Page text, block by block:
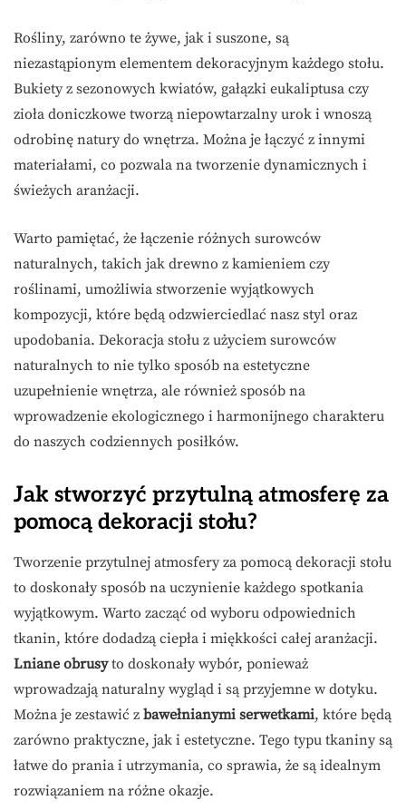
Rośliny, zarówno te żywe, jak i suszone, są
niezastąpionym elementem dekoracyjnym każdego stołu.
Bukiety z sezonowych kwiatów, gałązki eukaliptusa czy
zioła doniczkowe tworzą niepowtarzalny urok i wnoszą
odrobinę natury do wnętrza. Można je łączyć z innymi
materiałami, co pozwala na tworzenie dynamicznych i
świeżych aranżacji.
Warto pamiętać, że łączenie różnych surowców
naturalnych, takich jak drewno z kamieniem czy
roślinami, umożliwia stworzenie wyjątkowych
kompozycji, które będą odzwierciedlać nasz styl oraz
upodobania. Dekoracja stołu z użyciem surowców
naturalnych to nie tylko sposób na estetyczne
uzupełnienie wnętrza, ale również sposób na
wprowadzenie ekologicznego i harmonijnego charakteru
do naszych codziennych posiłków.
Jak stworzyć przytulną atmosferę za
pomocą dekoracji stołu?
Tworzenie przytulnej atmosfery za pomocą dekoracji stołu
to doskonały sposób na uczynienie każdego spotkania
wyjątkowym. Warto zacząć od wyboru odpowiednich
tkanin, które dodadzą ciepła i miękkości całej aranżacji.
Lniane obrusyto doskonały wybór, ponieważ
wprowadzają naturalny wygląd i są przyjemne w dotyku.
Można je zestawić z bawełnianymi serwetkami, które będą
zarówno praktyczne, jak i estetyczne. Tego typu tkaniny są
łatwe do prania i utrzymania, co sprawia, że są idealnym
rozwiązaniem na różne okazje.